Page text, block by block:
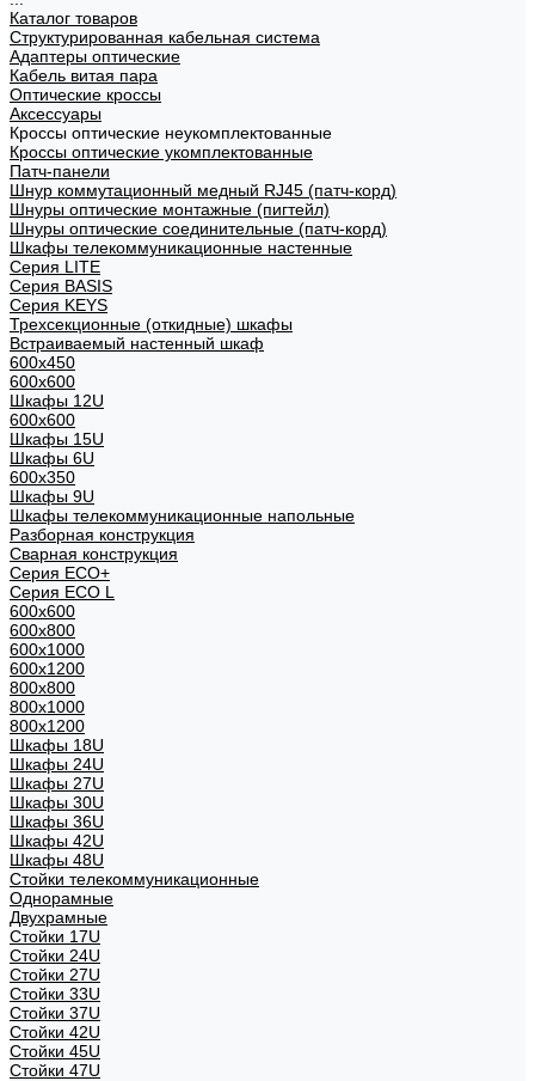
Каталог товаров
Структурированная кабельная система
Адаптеры оптические
Кабель витая пара
Оптические кроссы
Аксессуары
Кроссы оптические неукомплектованные
Кроссы оптические укомплектованные
Патч-панели
Шнур коммутационный медный RJ45 (патч-корд)
Шнуры оптические монтажные (пигтейл)
Шнуры оптические соединительные (патч-корд)
Шкафы телекоммуникационные настенные
Cерия LITE
Cерия BASIS
Cерия KEYS
Трехсекционные (откидные) шкафы
Встраиваемый настенный шкаф
600x450
600x600
Шкафы 12U
600x600
Шкафы 15U
Шкафы 6U
600x350
Шкафы 9U
Шкафы телекоммуникационные напольные
Разборная конструкция
Сварная конструкция
Серия ECO+
Серия ECO L
600x600
600x800
600х1000
600х1200
800x800
800х1000
800х1200
Шкафы 18U
Шкафы 24U
Шкафы 27U
Шкафы 30U
Шкафы 36U
Шкафы 42U
Шкафы 48U
Стойки телекоммуникационные
Однорамные
Двухрамные
Стойки 17U
Стойки 24U
Стойки 27U
Стойки 33U
Стойки 37U
Стойки 42U
Стойки 45U
Стойки 47U